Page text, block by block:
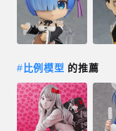
# 比例模型 的推薦